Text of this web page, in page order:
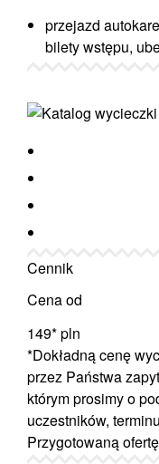
przejazd
bilety wstępu,
Cennik
Cena od
149*pln
*Dokładną cenę
przez Państwa
którym prosimy o
uczestników,
Przygotowaną